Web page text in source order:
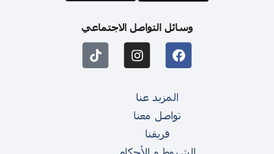
وسائل التواصل الاجتماعي
المزيد عنا
تواصل معنا
فريقنا